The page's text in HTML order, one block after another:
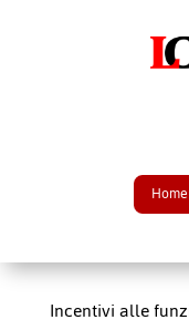
Home
Incentivi alle